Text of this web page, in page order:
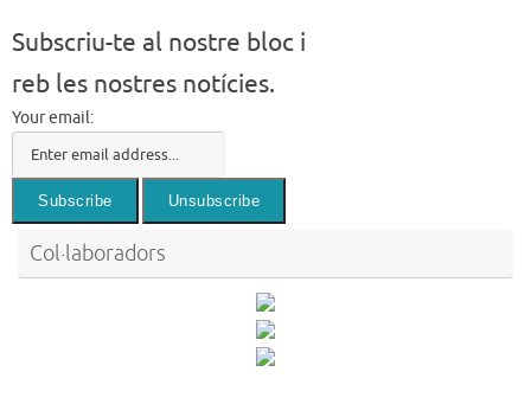
Subscriu-te al nostre bloc i
reb les nostres notícies.
Your email:
Col·laboradors